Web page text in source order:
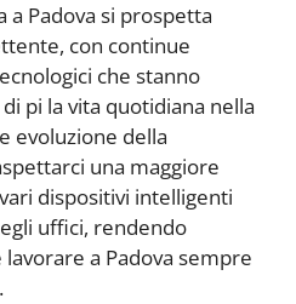
Padova si prospetta
con continue
che stanno
pi la vita quotidiana nella
evoluzione della
una maggiore
dispositivi intelligenti
uffici, rendendo
lavorare a Padova sempre